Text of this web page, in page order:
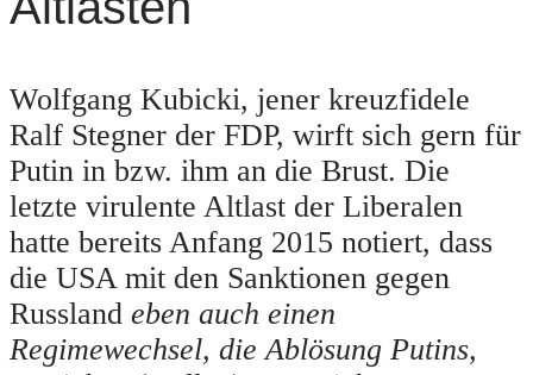
Wolfgang Kubicki, jener kreuzfidele
Ralf Stegner der FDP, wirft sich gern für
Putin in bzw. ihm an die Brust. Die
letzte virulente Altlast der Liberalen
hatte bereits Anfang 2015 notiert, dass
die USA mit den Sanktionen gegen
Russland eben auch einen
Regimewechsel, die Ablösung Putins,